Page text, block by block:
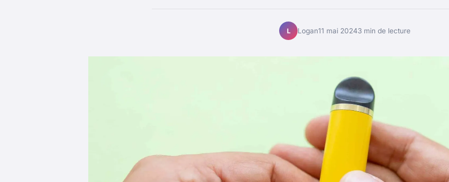
L Logan11 mai 20243 min de lecture